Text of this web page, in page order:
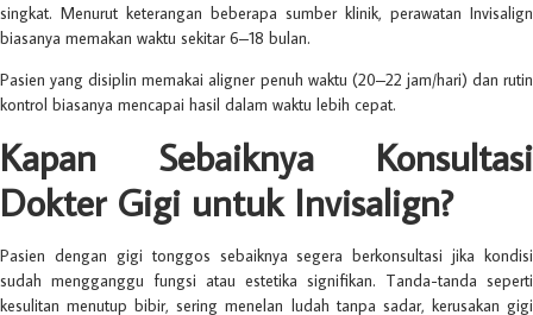
singkat. Menurut keterangan beberapa sumber klinik, perawatan Invisalign
biasanya memakan waktu sekitar 6–18 bulan.
Pasien yang disiplin memakai aligner penuh waktu (20–22 jam/hari) dan rutin
kontrol biasanya mencapai hasil dalam waktu lebih cepat.
Kapan Sebaiknya Konsultasi
Dokter Gigi untuk Invisalign?
Pasien dengan gigi tonggos sebaiknya segera berkonsultasi jika kondisi
sudah mengganggu fungsi atau estetika signifikan. Tanda-tanda seperti
kesulitan menutup bibir, sering menelan ludah tanpa sadar, kerusakan gigi